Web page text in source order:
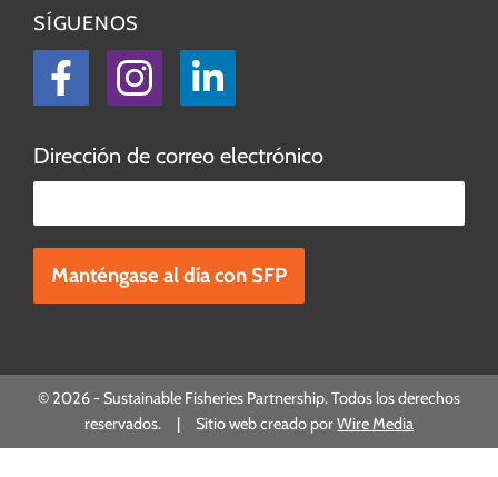
SÍGUENOS
Facebook
Instagram
LinkedIn
Dirección de correo electrónico
© 2026 - Sustainable Fisheries Partnership. Todos los derechos
reservados. | Sitio web creado porWire Media